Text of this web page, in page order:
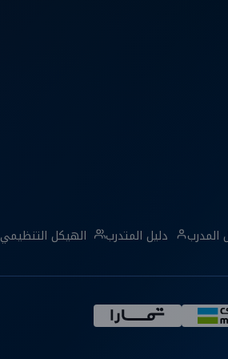
المدرب دليل المتدرب الهيكل التنظيمي